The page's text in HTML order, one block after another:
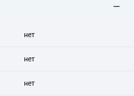
нет
нет
нет